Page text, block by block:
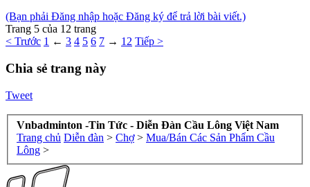
(Bạn phải Đăng nhập hoặc Đăng ký để trả lời bài viết.)
Trang 5 của 12 trang
< Trước 1 ← 3 4 5 6 7 → 12 Tiếp >
Chia sẻ trang này
Tweet
Vnbadminton -Tin Tức - Diễn Đàn Cầu Lông Việt Nam
Trang chủ Diễn đàn > Chợ > Mua/Bán Các Sản Phẩm Cầu
Lông >